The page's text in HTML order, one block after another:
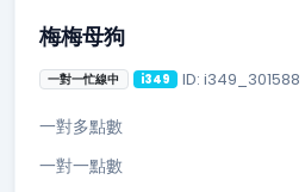
梅梅母狗
一對一忙線中 i349 ID: i349_301588
一對多點數
一對一點數